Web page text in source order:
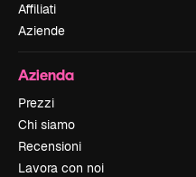
Affiliati
Aziende
Azienda
Prezzi
Chi siamo
Recensioni
Lavora con noi